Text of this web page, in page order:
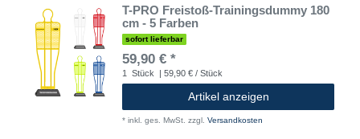
T-PRO Freistoß-Trainingsdummy 180
cm - 5 Farben
sofort lieferbar
59,90 € *
1 Stück | 59,90 € / Stück
Artikel anzeigen
* inkl. ges. MwSt. zzgl. Versandkosten